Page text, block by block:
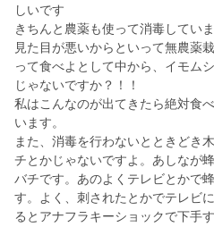
しいです
きちんと農薬も使って消毒していま
見た目が悪いからといって無農薬
って食べよとして中から、イモム
じゃないですか？！！
私はこんなのが出てきたら絶対食
います。
また、消毒を行わないとときどき
チとかじゃないですよ。あしなが
バチです。あのよくテレビとかで
す。よく、刺されたとかでテレビ
るとアナフラキーショックで下手